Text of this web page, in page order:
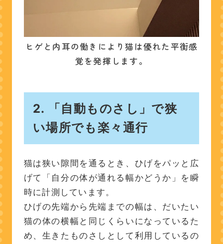
ヒゲと内耳の働きにより猫は優れた平衡感
覚を発揮します。
2. 「自動ものさし」で狭
い場所でも楽々通行
猫は狭い隙間を通るとき、ひげをパッと広
げて「自分の体が通れる幅かどうか」を瞬
時に計測しています。
ひげの先端から先端までの幅は、だいたい
猫の体の横幅と同じくらいになっているた
め、生きたものさしとして利用しているの